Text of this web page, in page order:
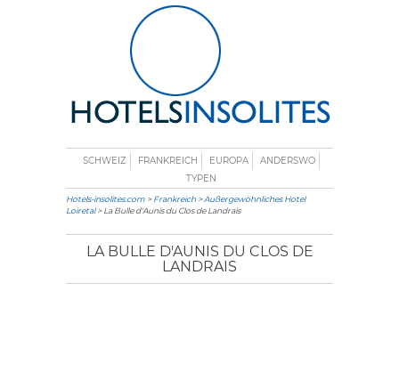
SCHWEIZ FRANKREICH EUROPA
ANDERSWO
TYPEN
Hotels-insolites.com >Frankreich >Außergewöhnliches Hotel
Loiretal> La Bulle d'Aunis du Clos de Landrais
LA BULLE D'AUNIS DU CLOS DE
LANDRAIS